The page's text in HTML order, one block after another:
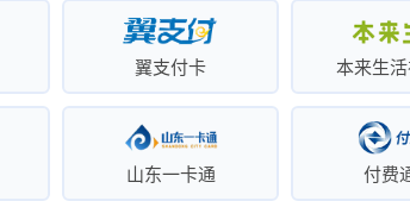
翼支付卡 本来生
山东一卡通 付费